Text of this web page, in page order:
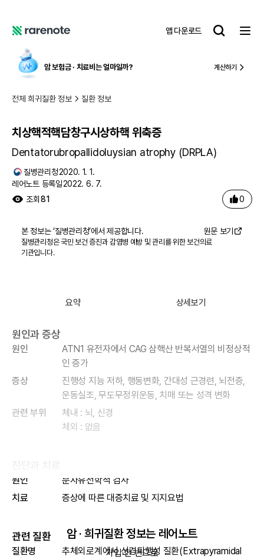
노
앱 다운로드
레
트
암 보험금 ∙ 치료비 는 얼마일까? 계산하기
전체 희귀질환 정보 질환 정보
치상핵적핵담창구시상하핵 위축증
Dentatorubropallidoluysian atrophy (DRPLA)
질병관리청2020. 1. 1.
레어노트 등록일2022. 6. 7.
조회 81 0
본 정보는 ‘질병관리청’에서 제공합니다. 원문 보기
질병관리청은 국민 보건 증진과 감염병 예방 및 관리를 위한 보건의료
기관입니다.
요약 상세보기
원인과 증상
원인
ATN1 유전자에서 CAG 삼핵산 반복서열의 비정상적
인 증가
증상
진행성 지능 저하, 행동변화, 간대성 근경련, 뇌전증,
운동실조, 무도무정위운동, 치매 또는 성격 변화
관련 부위
체내 : 뇌, 신경
체외 : 없음
원인
분자유전학적 검사
치료
증상에 따른 대증치료 및 지지요법
관련 질환
질환명
추체외로계에서 신경퇴행성 질환(Extrapyramidal
암 · 희귀질환 정보는 레어노트
가입 한 번으로